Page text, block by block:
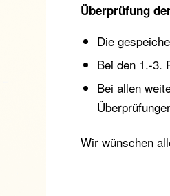
Überprüfung
Die
Bei den 1.-3.
Bei allen
Wir wünschen